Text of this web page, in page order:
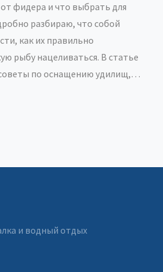
фидера и что выбрать для
разбираю, что собой
как их правильно
рыбу нацеливаться. В статье
по оснащению удилищ,
и водный отдых